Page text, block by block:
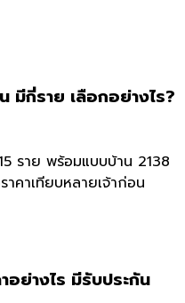
มีกี่ราย เลือกอย่างไร?
ราย พร้อมแบบบ้าน 2138
าคาเทียบหลายเจ้าก่อน
อย่างไร มีรับประกัน